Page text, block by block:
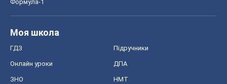
Формула-1
Моя школа
ГДЗ Підручники
Онлайн уроки ДПА
ЗНО НМТ